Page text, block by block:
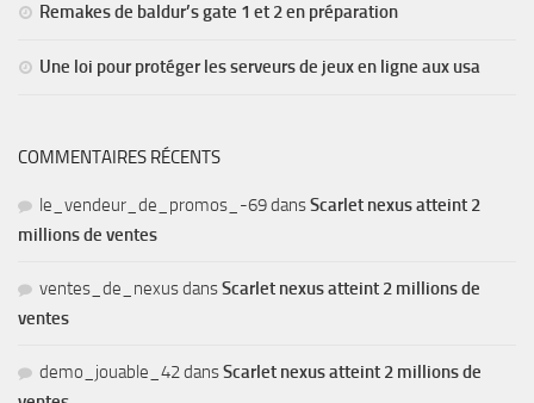
Remakes de baldur’s gate 1 et 2 en préparation
Une loi pour protéger les serveurs de jeux en ligne aux usa
COMMENTAIRES RÉCENTS
le_vendeur_de_promos_-69dansScarlet nexus atteint 2
millions de ventes
ventes_de_nexusdansScarlet nexus atteint 2 millions de
ventes
demo_jouable_42dansScarlet nexus atteint 2 millions de